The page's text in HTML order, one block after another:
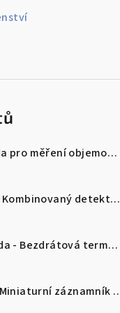
testo 420 sada pro měření objemového průtoku
testo 515 Ex - Kombinovaný detektor úniku
testo 860i sada - Bezdrátová termokamera pro chytré telefony
testo 174 H - Miniaturní záznamník pro